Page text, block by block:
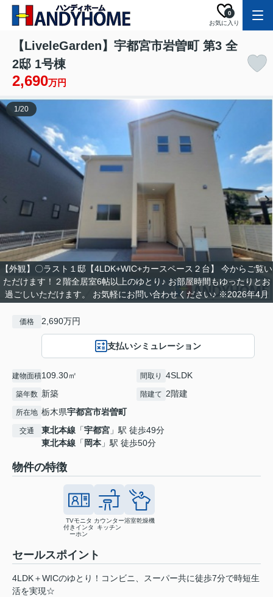
お気に入り
0
【LiveleGarden】宇都宮市岩曽町 第3 全
2邸 1号棟
2,690万円
【外観】〇ラスト１邸【4LDK+WIC+カースペース２台】 今からご覧い
ただけます！２階全居室6帖以上のゆとり♪ お部屋時間もゆったりとお
過ごしいただけます。 お気軽にお問い合わせください♪ ※2026年4月
1/20
価格 2,690万円
支払いシミュレーション
建物面積109.30㎡ 間取り 4SLDK
築年数 新築 階建て 2階建
所在地 栃木県宇都宮市岩曽町
交通 東北本線 「宇都宮 」駅 徒歩49分
東北本線 「 岡本 」駅 徒歩50分
物件の特徴
TVモニタ
付きインタ
ーホン
カウンター
キッチン
浴室乾燥機
セールスポイント
4LDK＋WICのゆとり！コンビニ、スーパー共に徒歩7分で時短生
活を実現☆